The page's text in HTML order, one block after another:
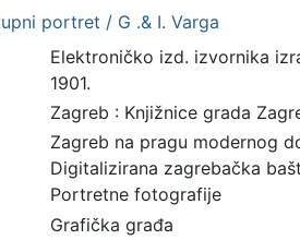
portret / G .& I. Varga
Elektroničko izd. izvornika
1901.
Zagreb : Knjižnice grada
Zagreb na pragu modernog
Digitalizirana zagrebačka
Portretne fotografije
Grafička građa